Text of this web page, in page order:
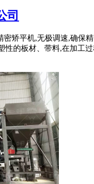
司
密矫平机,无极调速,确
的板材、带料,在加工